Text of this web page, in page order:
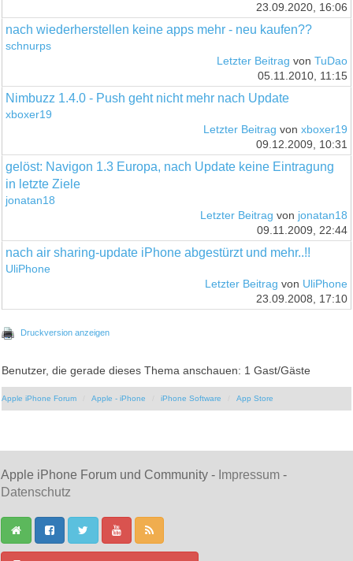
23.09.2020, 16:06
nach wiederherstellen keine apps mehr - neu kaufen??
schnurps
Letzter Beitrag von TuDao
05.11.2010, 11:15
Nimbuzz 1.4.0 - Push geht nicht mehr nach Update
xboxer19
Letzter Beitrag von xboxer19
09.12.2009, 10:31
gelöst: Navigon 1.3 Europa, nach Update keine Eintragung
in letzte Ziele
jonatan18
Letzter Beitrag von jonatan18
09.11.2009, 22:44
nach air sharing-update iPhone abgestürzt und mehr..!!
UliPhone
Letzter Beitrag von UliPhone
23.09.2008, 17:10
Druckversion anzeigen
Benutzer, die gerade dieses Thema anschauen: 1 Gast/Gäste
Apple iPhone Forum Apple - iPhone iPhone Software App Store
Apple iPhone Forum und Community - Impressum -
Datenschutz